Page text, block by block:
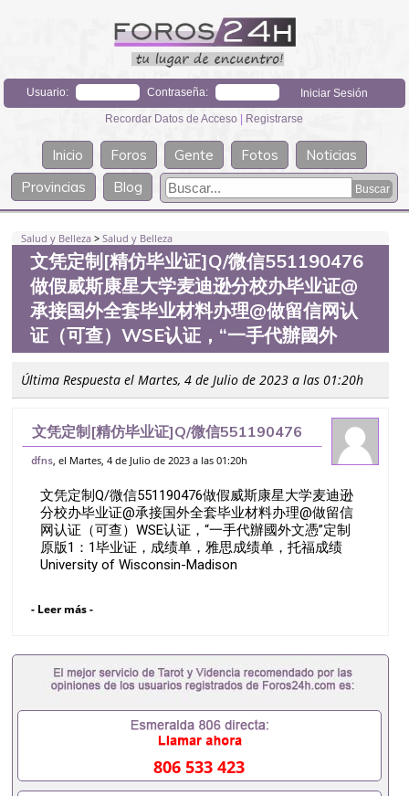
Usuario: Contraseña:
Recordar Datos de Acceso | Registrarse
Inicio Foros Gente Fotos
Noticias
Provincias
Blog
Salud y Belleza >Salud y Belleza
文凭定制[精仿毕业证]Q/微信551190476
做假威斯康星大学麦迪逊分校办毕业证@
承接国外全套毕业材料办理@做留信网认
证（可查）WSE认证，“一手代辦國外
Última Respuesta el Martes, 4 de Julio de 2023 a las 01:20h
文凭定制[精仿毕业证]Q/微信551190476
做假威斯康星大学麦迪逊分校办毕业证@承
（可查）WSE认证，“一手代辦國外
dfns , el Martes, 4 de Julio de 2023 a las 01:20h
文凭定制Q/微信551190476做假威斯康星大学麦迪逊
分校办毕业证@承接国外全套毕业材料办理@做留信
网认证（可查）WSE认证，“一手代辦國外文憑”定制
原版1：1毕业证，成绩单，雅思成绩单，托福成绩
University of Wisconsin-Madison
- Leer más -
806 533 423